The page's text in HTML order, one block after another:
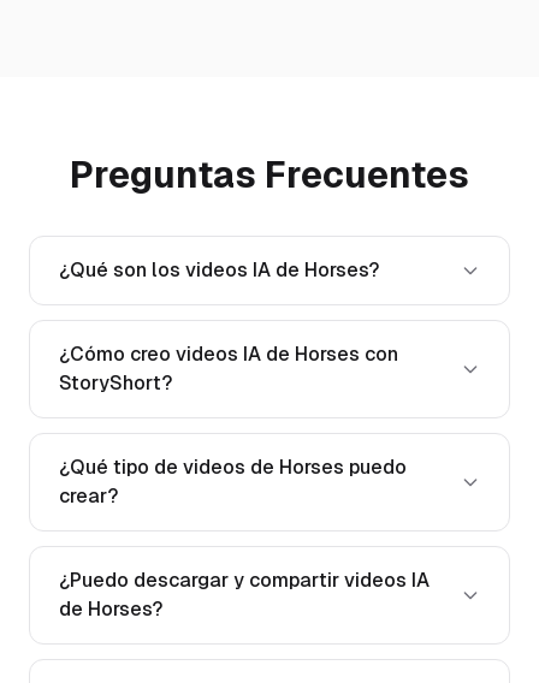
Preguntas Frecuentes
¿Qué son los videos IA de Horses?
¿Cómo creo videos IA de Horses con
StoryShort?
¿Qué tipo de videos de Horses puedo
crear?
¿Puedo descargar y compartir videos IA
de Horses?